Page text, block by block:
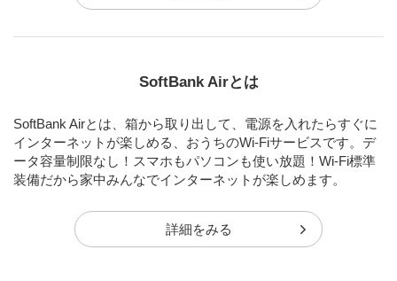
SoftBank Airとは
SoftBank Airとは、箱から取り出して、電源を入れたらすぐに
インターネットが楽しめる、おうちのWi-Fiサービスです。デ
ータ容量制限なし！スマホもパソコンも使い放題！Wi-Fi標準
装備だから家中みんなでインターネットが楽しめます。
詳細をみる